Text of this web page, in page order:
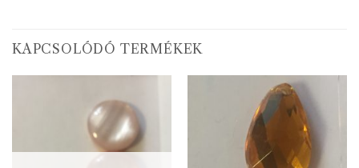
KAPCSOLÓDÓ TERMÉKEK